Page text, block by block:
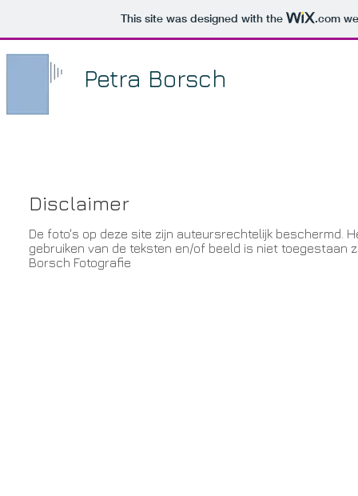
This site was designed with the .com
Petra Borsch
Disclaimer
De foto's op deze site zijn auteursrechtelijk beschermd.
gebruiken van de teksten en/of beeld is niet toegestaan
Borsch Fotografie